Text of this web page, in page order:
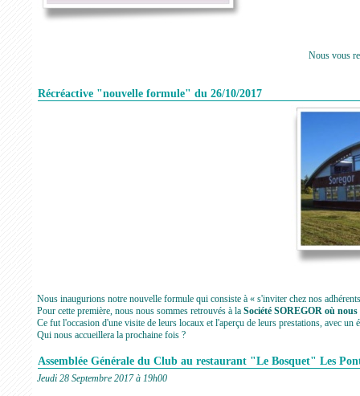
Nous vous
Récréactive "nouvelle formule" du 26/10/2017
Nous inaugurions notre nouvelle formule qui consiste à « s'inviter chez nos
Pour cette première, nous nous sommes retrouvés à la Société SOREGOR où
Ce fut l'occasion d'une visite de leurs locaux et l'aperçu de leurs prestations, avec un
Qui nous accueillera la prochaine fois ?
Assemblée Générale du Club au restaurant "Le Bosquet" Les
Jeudi 28 Septembre 2017 à 19h00